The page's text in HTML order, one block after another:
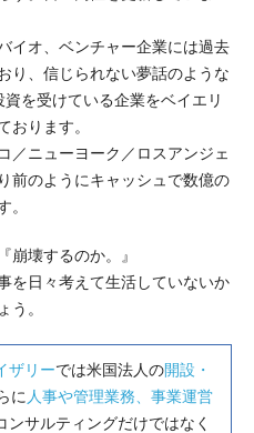
イオ、ベンチャー企業には過去
り、信じられない夢話のような
を受けている企業をベイエリ
おります。
／ニューヨーク／ロスアンジェ
前のようにキャッシュで数億の
。
崩壊するのか。』
を日々考えて生活していないか
う。
ザリーでは米国法人の開設・
に 人事や管理業務、事業運営
サルティングだけではなく